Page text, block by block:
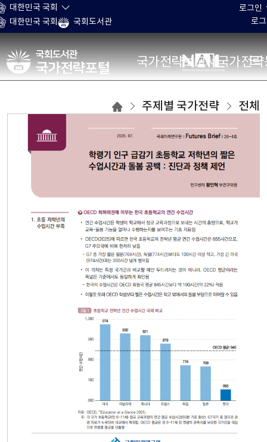
본문 바로가기
대한민국 국회
대한민국 국회
국회도서관
로그인
로
국가전략포털 국가전략보고서 국가전
주제별
목록으로
이동
주제별 국가전략 전체